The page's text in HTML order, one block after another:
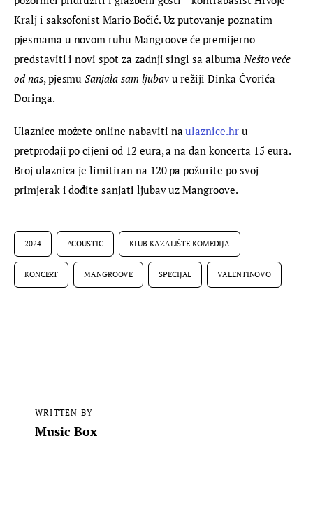
Kralj i saksofonist Mario Bočić. Uz putovanje poznatim
pjesmama u novom ruhu Mangroove će premijerno
predstaviti i novi spot za zadnji singl sa albuma Nešto veće
od nas, pjesmu Sanjala sam ljubav u režiji Dinka Čvorića
Doringa.
Ulaznice možete online nabaviti na ulaznice.hr u
pretprodaji po cijeni od 12 eura, a na dan koncerta 15 eura.
Broj ulaznica je limitiran na 120 pa požurite po svoj
primjerak i dođite sanjati ljubav uz Mangroove.
2024 ACOUSTIC KLUB KAZALIŠTE KOMEDIJA
KONCERT MANGROOVE SPECIJAL VALENTINOVO
WRITTEN BY
Music Box